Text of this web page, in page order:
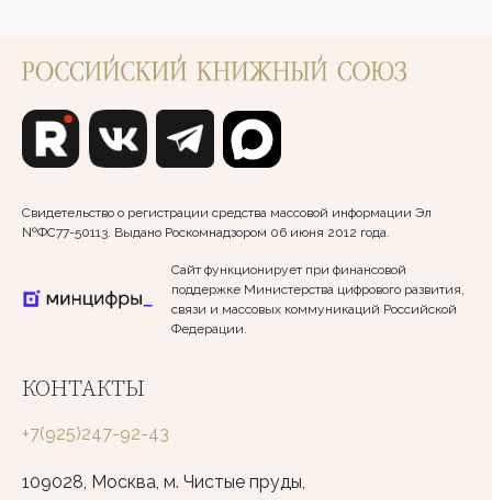
Свидетельство о регистрации средства массовой информации Эл
№ФС77-50113. Выдано Роскомнадзором 06 июня 2012 года.
Сайт функционирует при финансовой
поддержке Министерства цифрового развития,
связи и массовых коммуникаций Российской
Федерации.
КОНТАКТЫ
+7(925)247-92-43
109028, Москва, м. Чистые пруды,